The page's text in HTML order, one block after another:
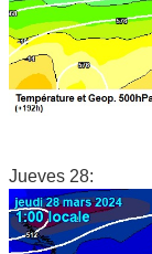
Jueves 28: